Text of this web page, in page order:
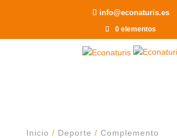
info@econaturis.es
0 elementos
Inicio / Deporte / Complemento